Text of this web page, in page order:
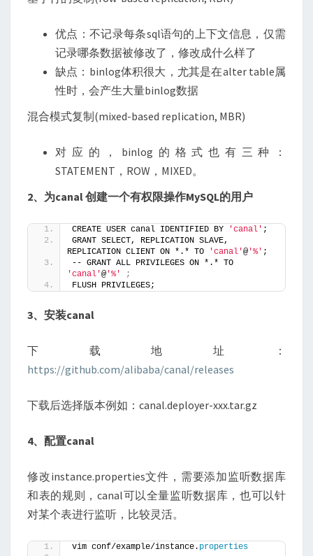
优点：不记录每条sql语句的上下文信息，仅需
记录哪条数据被修改了，修改成什么样了
缺点：binlog体积很大，尤其是在alter table属
性时，会产生大量binlog数据
混合模式复制(mixed-based replication, MBR)
对应的，binlog的格式也有三种：
STATEMENT，ROW，MIXED。
2、为canal 创建一个有权限操作MySQL的用户
CREATE USER canal IDENTIFIED BY 'canal' ;
GRANT SELECT, REPLICATION SLAVE,
REPLICATION CLIENT ON *.* TO
'canal'@ '%' ;
'canal'@ '%'
;
FLUSH PRIVILEGES;
3、安装canal
下载地址：
https://github.com/alibaba/canal/releases
下载后选择版本例如：canal.deployer-xxx.tar.gz
4、配置canal
修改instance.properties文件，需要添加监听数据库
和表的规则，canal可以全量监听数据库，也可以针
对某个表进行监听，比较灵活。
vim conf/example/instance. properties